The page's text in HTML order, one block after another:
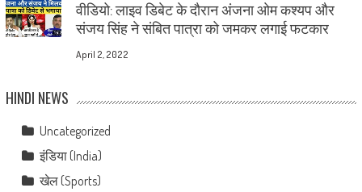
वीडियो: लाइव डिबेट के दौरान अंजना ओम कश्यप और
संजय सिंह ने संबित पात्रा को जमकर लगाई फटकार
April 2, 2022
HINDI NEWS
Uncategorized
इंडिया (India)
खेल (Sports)